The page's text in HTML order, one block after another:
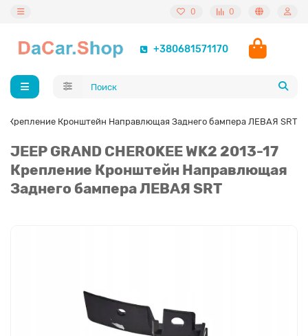
0 0
+380681571170
17 Крепление Кронштейн Направлющая Заднего бампера ЛЕВАЯ SRT
JEEP GRAND CHEROKEE WK2 2013-17
Крепление Кронштейн Направлющая
Заднего бампера ЛЕВАЯ SRT